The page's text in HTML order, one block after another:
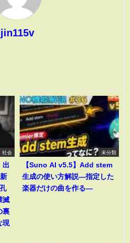
jin115v
社会
出
滅
裏
現
未分類
【Suno AI v5.5】Add stem
生成の使い方解説―指定した
楽器だけの曲を作る―